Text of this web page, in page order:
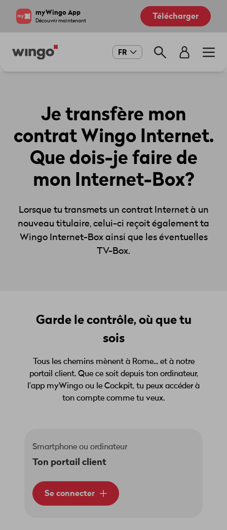
myWingo App
Découvrir maintenant Télécharger
Main
FR
Je transfère mon
contrat Wingo Internet.
Que dois-je faire de
mon Internet-Box?
Lorsque tu transmets un contrat Internet à un
nouveau titulaire, celui-ci reçoit également ta
Wingo Internet-Box ainsi que les éventuelles
TV-Box.
Garde le contrôle, où que tu
sois
Tous les chemins mènent à Rome... et à notre
portail client. Que ce soit depuis ton ordinateur,
l'app myWingo ou le Cockpit, tu peux accéder à
ton compte comme tu veux.
Smartphone ou ordinateur
Ton portail client
Se connecter